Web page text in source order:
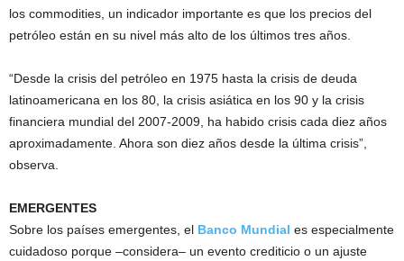
los commodities, un indicador importante es que los precios del
petróleo están en su nivel más alto de los últimos tres años.
“Desde la crisis del petróleo en 1975 hasta la crisis de deuda
latinoamericana en los 80, la crisis asiática en los 90 y la crisis
financiera mundial del 2007-2009, ha habido crisis cada diez años
aproximadamente. Ahora son diez años desde la última crisis”,
observa.
EMERGENTES
Sobre los países emergentes, el Banco Mundial es especialmente
cuidadoso porque –considera– un evento crediticio o un ajuste